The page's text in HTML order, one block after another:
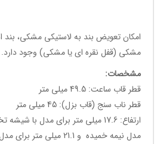
امکان تعویض بند به لاستیکی مشکی، بند
مشکی (قفل نقره ای یا مشکی) وجود دارد.
مشخصات:
قطر قاب ساعت: 49.5 میلی متر
قطر ناب سنج (قاب بزل): 45 میلی متر
مدل نیمه خمیده و 21.1 میلی متر برای مدل با شیشه خمیده.